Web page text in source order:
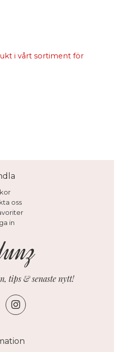
i vårt sortiment för
oss
in
tips & senaste nytt!